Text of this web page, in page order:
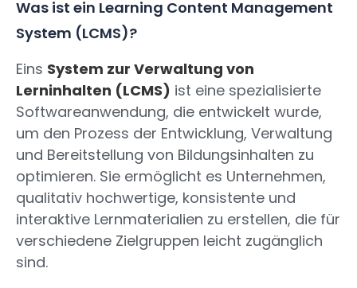
Was ist ein Learning Content Management
System (LCMS)?
Eins System zur Verwaltung von
Lerninhalten (LCMS) ist eine spezialisierte
Softwareanwendung, die entwickelt wurde,
um den Prozess der Entwicklung, Verwaltung
und Bereitstellung von Bildungsinhalten zu
optimieren. Sie ermöglicht es Unternehmen,
qualitativ hochwertige, konsistente und
interaktive Lernmaterialien zu erstellen, die für
verschiedene Zielgruppen leicht zugänglich
sind.